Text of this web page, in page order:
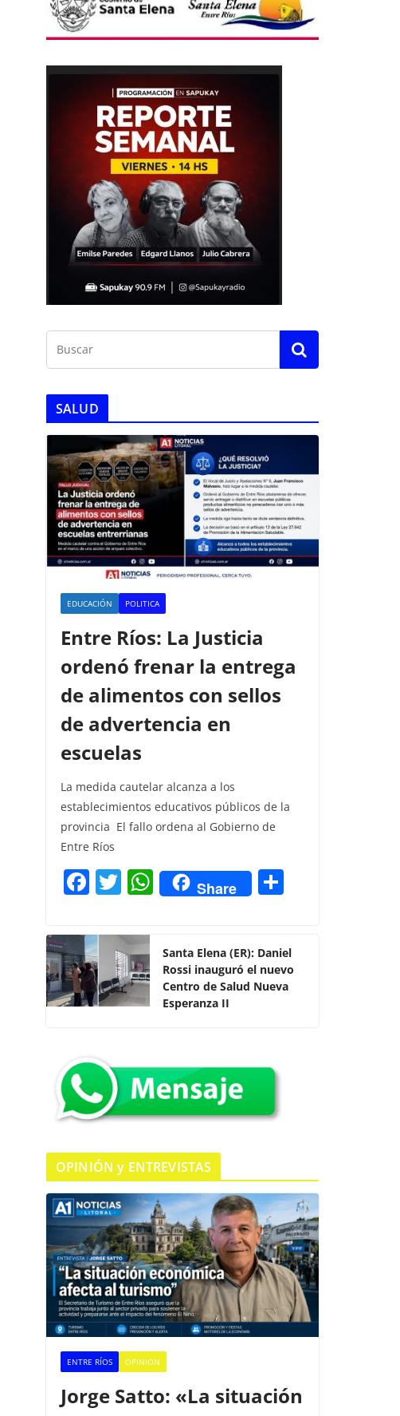
SALUD
EDUCACIÓN POLITICA
Entre Ríos: La Justicia
ordenó frenar la entrega
de alimentos con sellos
de advertencia en
escuelas
La medida cautelar alcanza a los
establecimientos educativos públicos de la
provincia El fallo ordena al Gobierno de
Entre Ríos
F
c
e
b
o
k
T
itt
er
W
h
s
A
p
Share
p
ar
Santa Elena (ER): Daniel
Rossi inauguró el nuevo
Centro de Salud Nueva
Esperanza II
OPINIÓN y ENTREVISTAS
ENTRE RÍOS OPINION
Jorge Satto: «La situación